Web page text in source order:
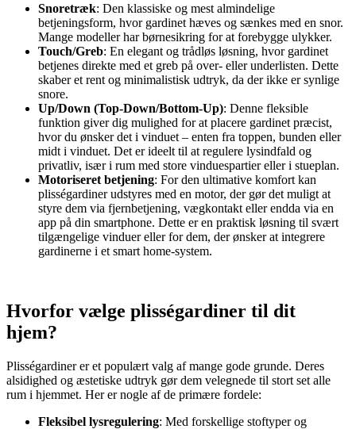
Snoretræk: Den klassiske og mest almindelige
betjeningsform, hvor gardinet hæves og sænkes med en snor.
Mange modeller har børnesikring for at forebygge ulykker.
Touch/Greb: En elegant og trådløs løsning, hvor gardinet
betjenes direkte med et greb på over- eller underlisten. Dette
skaber et rent og minimalistisk udtryk, da der ikke er synlige
snore.
Up/Down (Top-Down/Bottom-Up): Denne fleksible
funktion giver dig mulighed for at placere gardinet præcist,
hvor du ønsker det i vinduet – enten fra toppen, bunden eller
midt i vinduet. Det er ideelt til at regulere lysindfald og
privatliv, især i rum med store vinduespartier eller i stueplan.
Motoriseret betjening: For den ultimative komfort kan
plisségardiner udstyres med en motor, der gør det muligt at
styre dem via fjernbetjening, vægkontakt eller endda via en
app på din smartphone. Dette er en praktisk løsning til svært
tilgængelige vinduer eller for dem, der ønsker at integrere
gardinerne i et smart home-system.
Hvorfor vælge plisségardiner til dit
hjem?
Plisségardiner er et populært valg af mange gode grunde. Deres
alsidighed og æstetiske udtryk gør dem velegnede til stort set alle
rum i hjemmet. Her er nogle af de primære fordele:
Fleksibel lysregulering: Med forskellige stoftyper og